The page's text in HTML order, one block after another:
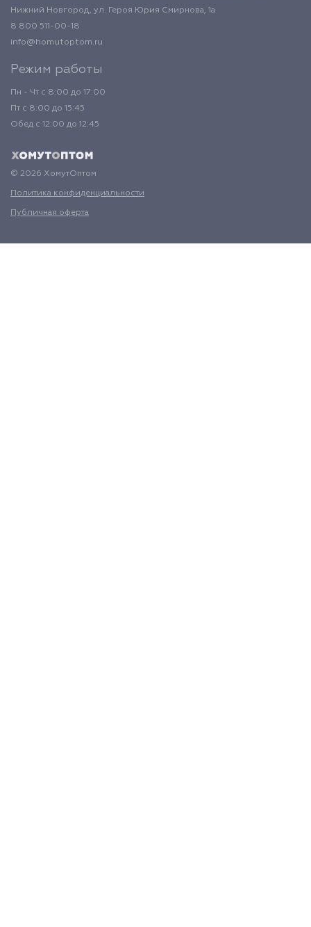
Нижний Новгород, ул. Героя Юрия Смирнова, 1а
8 800 511-00-18
info@homutoptom.ru
Режим работы
Пн - Чт с 8:00 до 17:00
Пт с 8:00 до 15:45
Обед с 12:00 до 12:45
© 2026 ХомутОптом
Политика конфиденциальности
Публичная оферта